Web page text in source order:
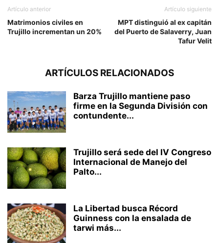
Artículo anterior
Matrimonios civiles en
Trujillo incrementan un 20%
Artículo siguiente
MPT distinguió al ex capitán
del Puerto de Salaverry, Juan
Tafur Velit
ARTÍCULOS RELACIONADOS
Barza Trujillo mantiene paso
firme en la Segunda División con
contundente...
Trujillo será sede del IV Congreso
Internacional de Manejo del
Palto...
La Libertad busca Récord
Guinness con la ensalada de
tarwi más...